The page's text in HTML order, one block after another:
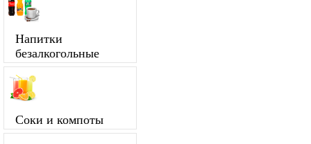
Напитки
безалкогольные
Соки и компоты